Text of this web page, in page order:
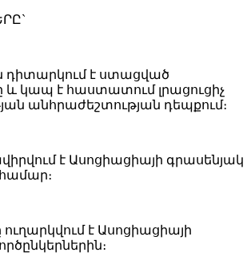
դիտարկում է ստացված
և կապ է հաստատում լրացուցիչ
անհրաժեշտության դեպքում։
է Ասոցիացիայի գրասենյակ
է Ասոցիացիայի